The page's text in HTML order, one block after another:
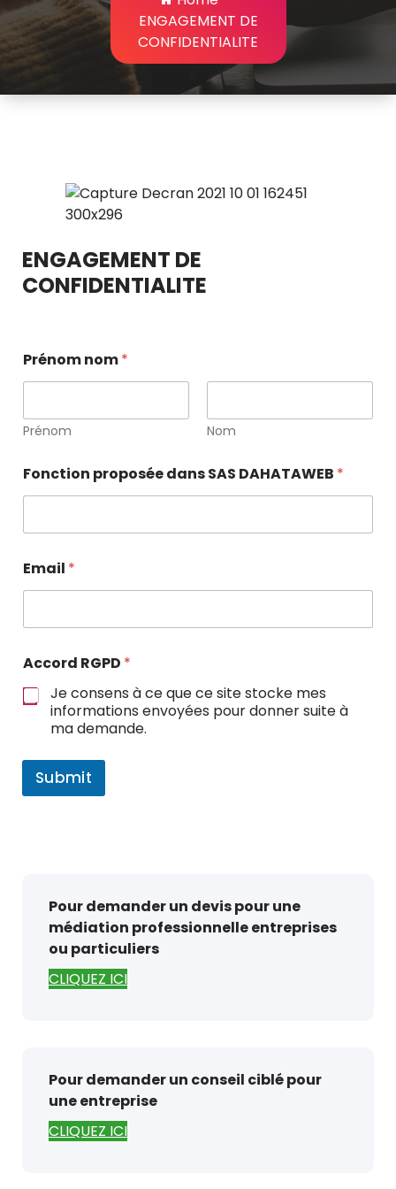
ENGAGEMENT DE
CONFIDENTIALITE
ENGAGEMENT DE
CONFIDENTIALITE
Prénom nom*
Prénom Nom
Fonction proposée dans SAS DAHATAWEB *
Email *
Accord RGPD *
Je consens à ce que ce site stocke mes
informations envoyées pour donner suite à
ma demande.
Submit
Pour demander un devis pour une
médiation professionnelle entreprises
ou particuliers
CLIQUEZ ICI
Pour demander un conseil ciblé pour
une entreprise
CLIQUEZ ICI